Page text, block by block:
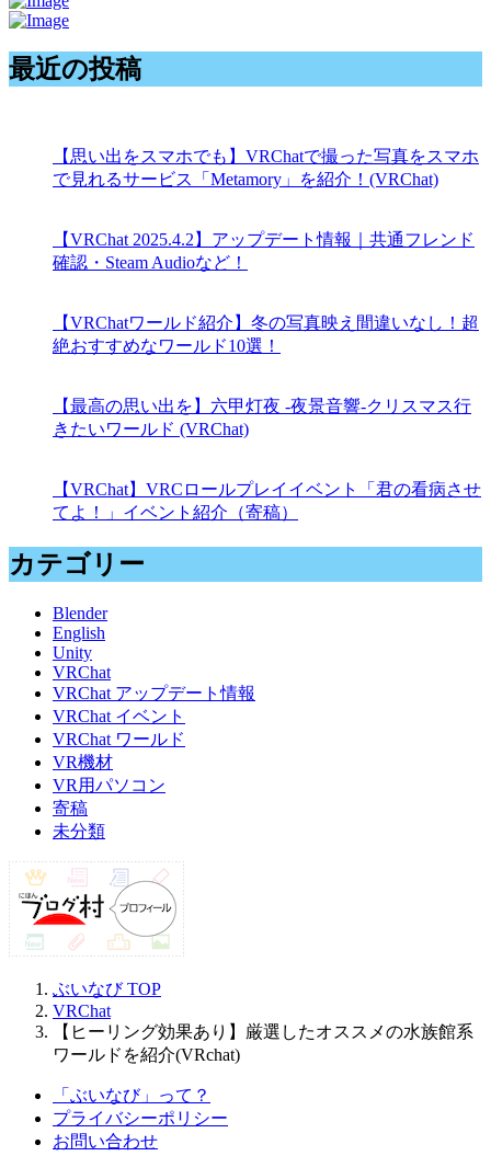
最近の投稿
【思い出をスマホでも】VRChatで撮った写真をスマホ
で見れるサービス「Metamory」を紹介！(VRChat)
【VRChat 2025.4.2】アップデート情報｜共通フレンド
確認・Steam Audioなど！
【VRChatワールド紹介】冬の写真映え間違いなし！超
絶おすすめなワールド10選！
【最高の思い出を】六甲灯夜 -夜景音響-クリスマス行
きたいワールド (VRChat)
【VRChat】VRCロールプレイイベント「君の看病させ
てよ！」イベント紹介（寄稿）
カテゴリー
Blender
English
Unity
VRChat
VRChat アップデート情報
VRChat イベント
VRChat ワールド
VR機材
VR用パソコン
寄稿
未分類
ぶいなびTOP
VRChat
【ヒーリング効果あり】厳選したオススメの水族館系
ワールドを紹介(VRchat)
「ぶいなび」って？
プライバシーポリシー
お問い合わせ